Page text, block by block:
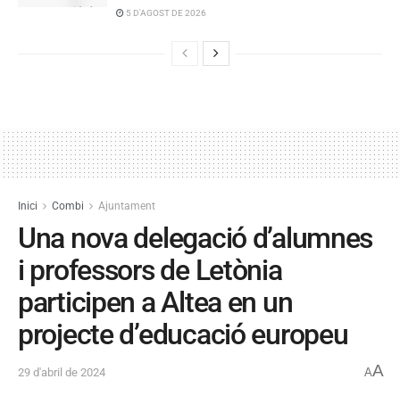
5 D'AGOST DE 2026
Inici Combi Ajuntament
Una nova delegació d’alumnes
i professors de Letònia
participen a Altea en un
projecte d’educació europeu
29 d'abril de 2024 AA